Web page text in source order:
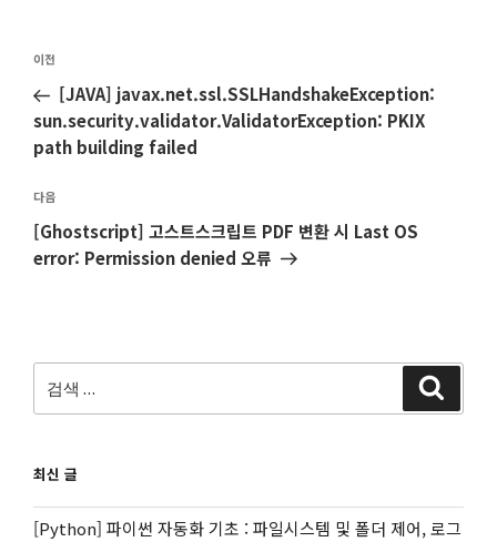
글
비
게
션
이
전
글
이전
[JAVA] javax.net.ssl.SSLHandshakeException:
sun.security.validator.ValidatorException: PKIX
path building failed
다
음
글
다음
[Ghostscript] 고스트스크립트 PDF 변환 시 Last OS
error: Permission denied 오류
색:
최신 글
[Python] 파이썬 자동화 기초 : 파일시스템 및 폴더 제어, 로그